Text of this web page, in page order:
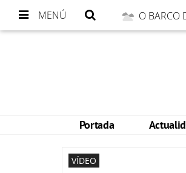
MENÚ O BARCO
Portada
VÍDEO